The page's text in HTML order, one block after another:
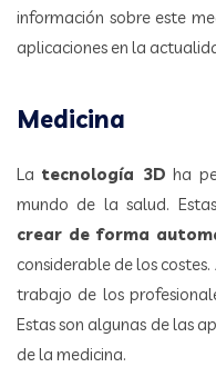
información sobre este
aplicaciones en la
Medicina
La tecnología 3D ha
mundo de la salud.
crear de forma
considerable de los
trabajo de los
Estas son algunas de las
de la medicina.